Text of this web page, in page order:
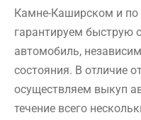
Камне-Каширском и
гарантируем быструю
автомобиль,
состояния. В отличие
осуществляем выкуп
течение всего